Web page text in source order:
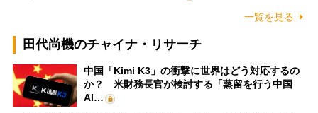
一覧を見る
田代尚機のチャイナ・リサーチ
中国「Kimi K3」の衝撃に世界はどう対応するの
か？ 米財務長官が検討する「蒸留を行う中国
AI…